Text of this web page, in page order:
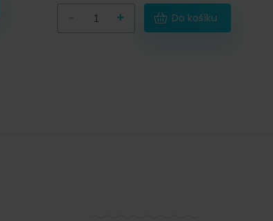
+ Do košíku